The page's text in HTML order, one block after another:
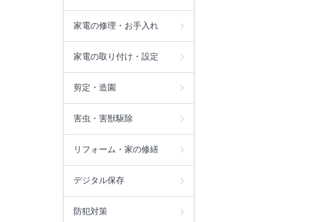
家電の修理・お手入れ
家電の取り付け・設定
剪定・造園
害虫・害獣駆除
リフォーム・家の修繕
デジタル保存
防犯対策